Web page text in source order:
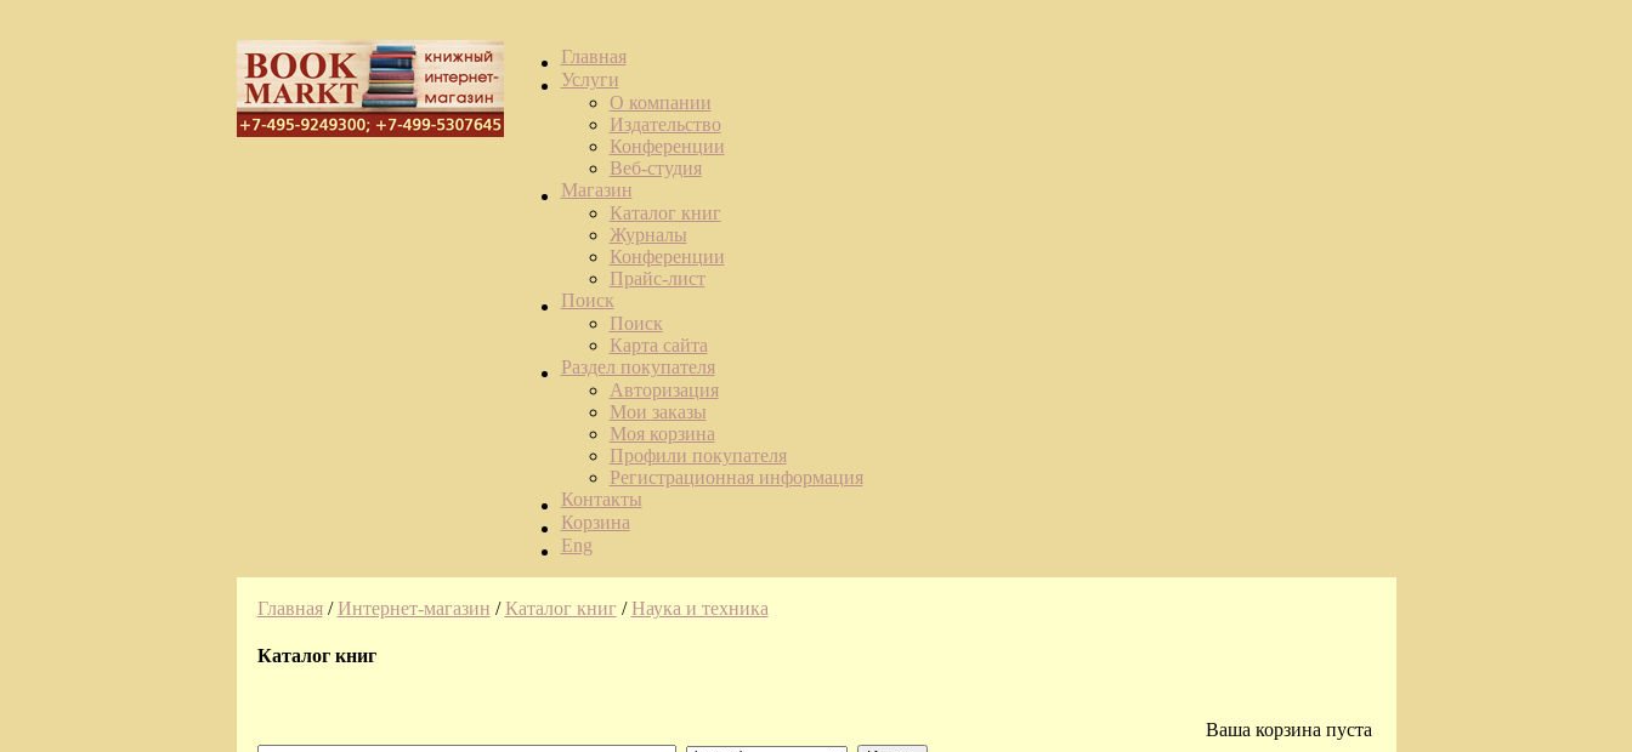
Главная
Услуги
О компании
Издательство
Конференции
Веб-студия
Магазин
Каталог книг
Журналы
Конференции
Прайс-лист
Поиск
Поиск
Карта сайта
Раздел покупателя
Авторизация
Мои заказы
Моя корзина
Профили покупателя
Регистрационная информация
Контакты
Корзина
Eng
Главная/Интернет-магазин /Каталог книг /Наука и техника
Каталог книг
Ваша корзина пуста